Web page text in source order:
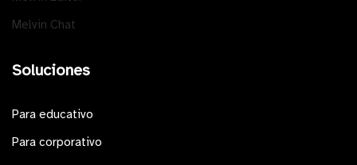
Melvin Chat
Soluciones
Para educativo
Para corporativo